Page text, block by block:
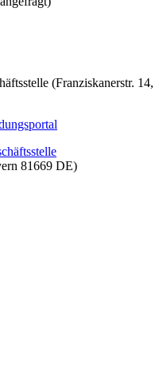
(Franziskanerstr. 14,
81669 DE)